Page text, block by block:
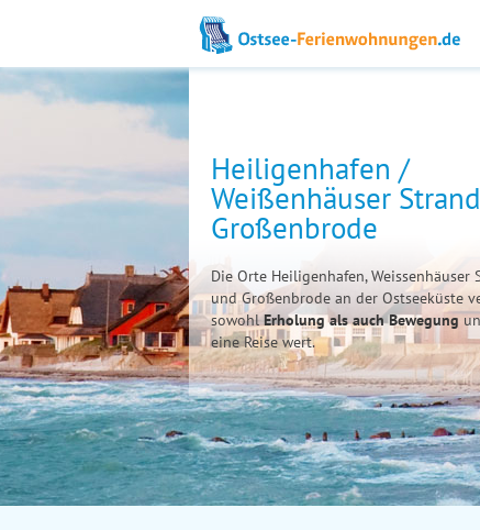
Heiligenhafen /
Weißenhäuser
Großenbrode
Die Orte Heiligenhafen, Weissenhäuser
und Großenbrode an der Ostseeküste
sowohlErholung als auch Bewegung
eine Reise wert.